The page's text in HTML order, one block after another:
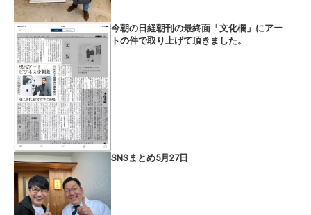
今朝の日経朝刊の最終面「文化欄」にアー
トの件で取り上げて頂きました。
SNSまとめ5月27日